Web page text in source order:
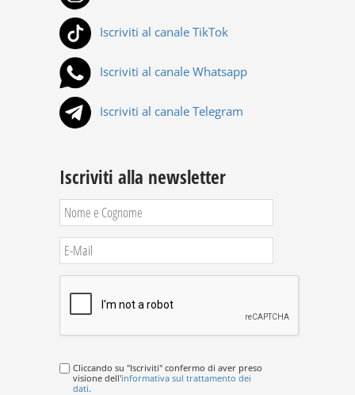
Iscriviti al canale TikTok
Iscriviti al canale Whatsapp
Iscriviti al canale Telegram
Iscriviti alla newsletter
Cliccando su "Iscriviti" confermo di aver preso
visione dell'informativa sul trattamento dei
dati.